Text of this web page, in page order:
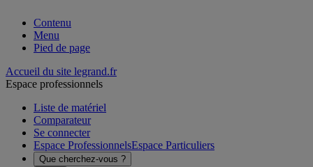
Contenu
Menu
Pied de page
Accueil du site legrand.fr
Espace professionnels
Liste de matériel
Comparateur
Se connecter
Espace ProfessionnelsEspace Particuliers
Que cherchez-vous ?